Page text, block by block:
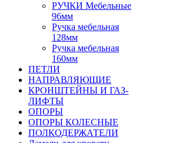
РУЧКИ Мебельные
96мм
Ручка мебельная
128мм
Ручка мебельная
160мм
ПЕТЛИ
НАПРАВЛЯЮЩИЕ
КРОНШТЕЙНЫ И ГАЗ-
ЛИФТЫ
ОПОРЫ
ОПОРЫ КОЛЕСНЫЕ
ПОЛКОДЕРЖАТЕЛИ